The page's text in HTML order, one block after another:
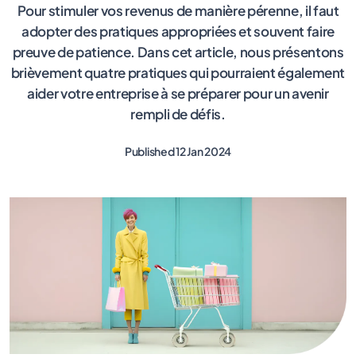
Pour stimuler vos revenus de manière pérenne, il faut
adopter des pratiques appropriées et souvent faire
preuve de patience. Dans cet article, nous présentons
brièvement quatre pratiques qui pourraient également
aider votre entreprise à se préparer pour un avenir
rempli de défis.
Published 12 Jan 2024